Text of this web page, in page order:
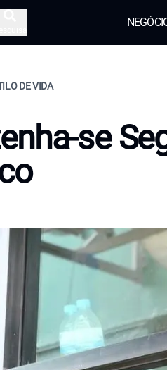
DE VIDA
se